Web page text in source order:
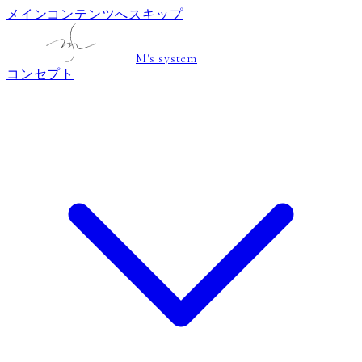
メインコンテンツへスキップ
M's system
コンセプト